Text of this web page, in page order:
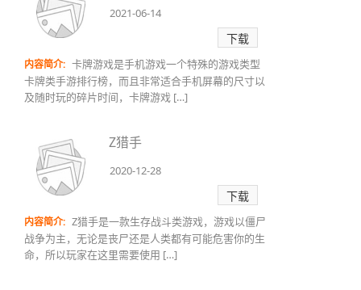
2021-06-14
下载
内容简介: 卡牌游戏是手机游戏一个特殊的游戏类型
卡牌类手游排行榜，而且非常适合手机屏幕的尺寸以
及随时玩的碎片时间，卡牌游戏 […]
Z猎手
2020-12-28
下载
内容简介: Z猎手是一款生存战斗类游戏，游戏以僵尸
战争为主，无论是丧尸还是人类都有可能危害你的生
命，所以玩家在这里需要使用 […]